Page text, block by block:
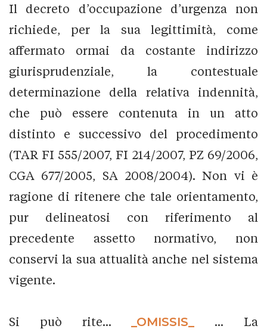
Il decreto d’occupazione d’urgenza non
richiede, per la sua legittimità, come
affermato ormai da costante indirizzo
giurisprudenziale, la contestuale
determinazione della relativa indennità,
che può essere contenuta in un atto
distinto e successivo del procedimento
(TAR FI 555/2007, FI 214/2007, PZ 69/2006,
CGA 677/2005, SA 2008/2004). Non vi è
ragione di ritenere che tale orientamento,
pur delineatosi con riferimento al
precedente assetto normativo, non
conservi la sua attualità anche nel sistema
vigente.
Si può rite... _OMISSIS_
... La